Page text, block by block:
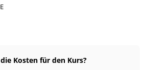
Kosten für den Kurs?